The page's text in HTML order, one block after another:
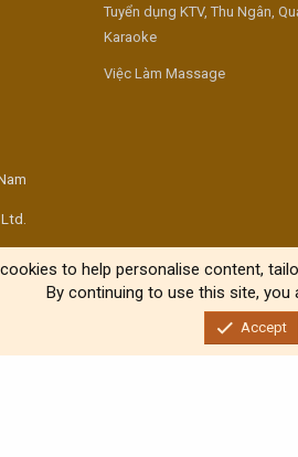
Tuyển dụng KTV, Thu Ngân,
Karaoke
Việc Làm Massage
to help personalise content,
By continuing to use this site,
Accept